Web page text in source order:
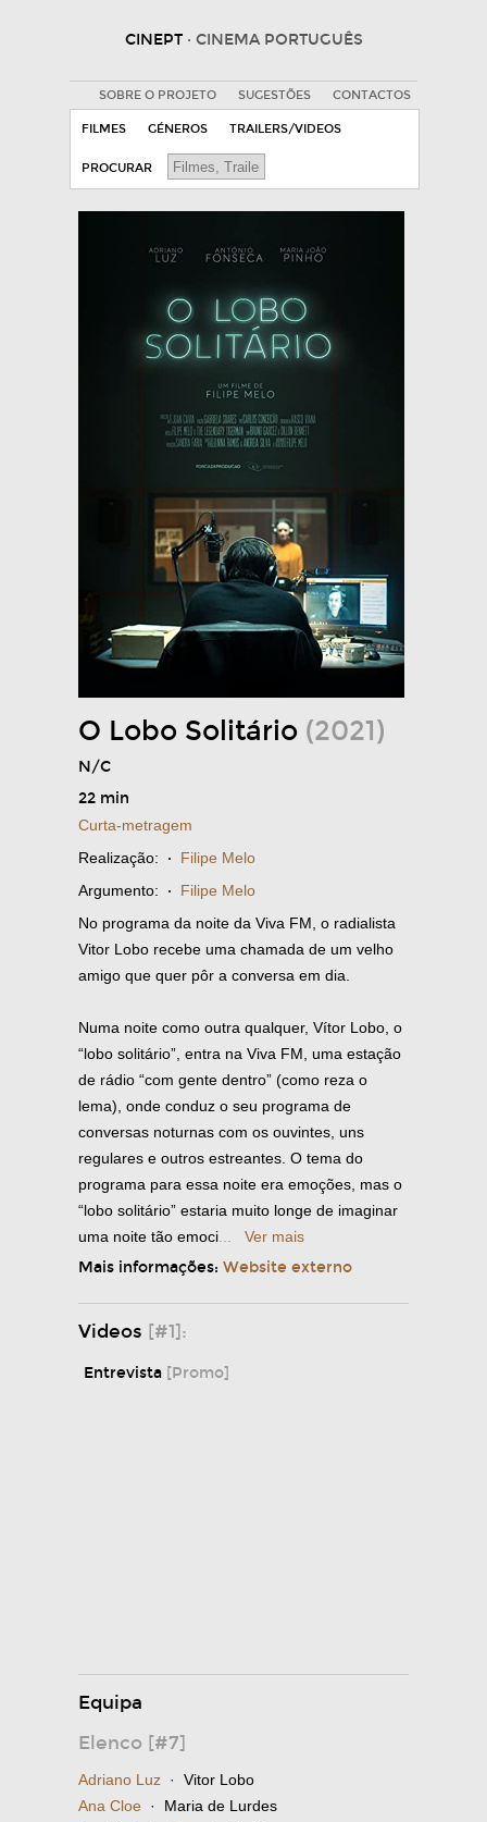
CINEPT · CINEMA PORTUGUÊS
SOBRE O PROJETO SUGESTÕES CONTACTOS
FILMES GÉNEROS TRAILERS/VIDEOS
PROCURAR
O Lobo Solitário (2021)
N/C
22 min
Curta-metragem
Realização: · Filipe Melo
Argumento: · Filipe Melo
No programa da noite da Viva FM, o radialista
Vitor Lobo recebe uma chamada de um velho
amigo que quer pôr a conversa em dia.
Numa noite como outra qualquer, Vítor Lobo, o
“lobo solitário”, entra na Viva FM, uma estação
de rádio “com gente dentro” (como reza o
lema), onde conduz o seu programa de
conversas noturnas com os ouvintes, uns
regulares e outros estreantes. O tema do
programa para essa noite era emoções, mas o
“lobo solitário” estaria muito longe de imaginar
uma noite tão emoci
Ver mais
Mais informações: Website externo
Videos [#1]:
Entrevista [Promo]
Equipa
Elenco [#7]
Adriano Luz · Vitor Lobo
Ana Cloe · Maria de Lurdes